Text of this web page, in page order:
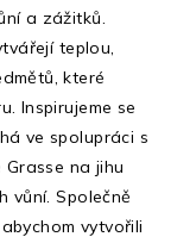
a zážitků.
teplou,
které
Inspirujeme se
ve spolupráci s
na jihu
vůní. Společně
vytvořili